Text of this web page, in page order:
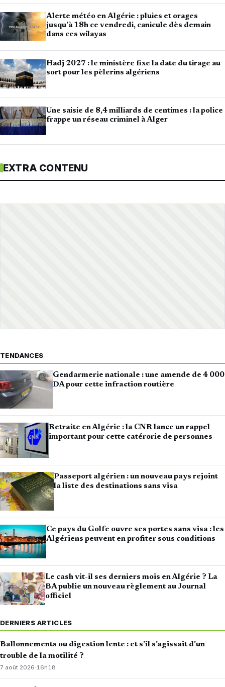
Alerte météo en Algérie : pluies et orages
jusqu’à 18h ce vendredi, canicule dès demain
dans ces wilayas
Hadj 2027 : le ministère fixe la date du tirage au
sort pour les pèlerins algériens
Une saisie de 8,4 milliards de centimes : la police
frappe un réseau criminel à Alger
EXTRA CONTENU
TENDANCES
Gendarmerie nationale : une amende de 4 000
DA pour cette infraction routière
Retraite en Algérie : la CNR lance un rappel
important pour cette catérorie de personnes
Passeport algérien : un nouveau pays rejoint
la liste des destinations sans visa
Ce pays du Golfe ouvre ses portes sans visa : les
Algériens peuvent en profiter sous conditions
Le cash vit-il ses derniers mois en Algérie ? La
BA publie un nouveau règlement au Journal
officiel
DERNIERS ARTICLES
Ballonnements ou digestion lente : et s’il s’agissait d’un
trouble de la motilité ?
7 août 2026· 16h18